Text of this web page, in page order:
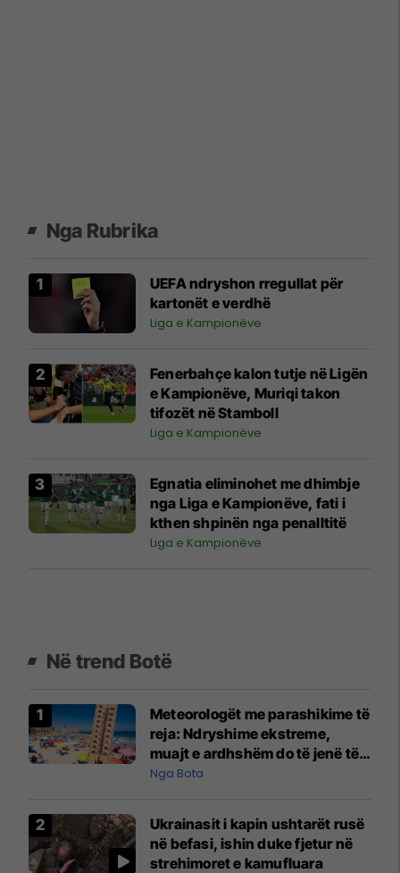
Nga Rubrika
UEFA ndryshon rregullat për
kartonët e verdhë
Liga e Kampionëve
Fenerbahçe kalon tutje në Ligën
e Kampionëve, Muriqi takon
tifozët në Stamboll
Liga e Kampionëve
Egnatia eliminohet me dhimbje
nga Liga e Kampionëve, fati i
kthen shpinën nga penalltitë
Liga e Kampionëve
Në trend Botë
Meteorologët me parashikime të
reja: Ndryshime ekstreme,
muajt e ardhshëm do të jenë të
pazakontë
Nga Bota
Ukrainasit i kapin ushtarët rusë
në befasi, ishin duke fjetur në
strehimoret e kamufluara